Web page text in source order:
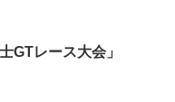
GTレース大会」